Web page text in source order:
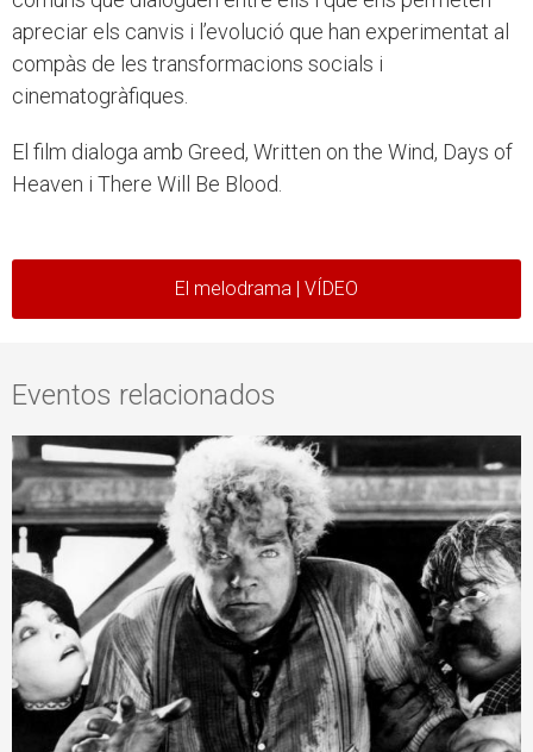
apreciar els canvis i l’evolució que han experimentat al
compàs de les transformacions socials i
cinematogràfiques.
El film dialoga amb Greed, Written on the Wind, Days of
Heaven i There Will Be Blood.
El melodrama | VÍDEO
Eventos relacionados